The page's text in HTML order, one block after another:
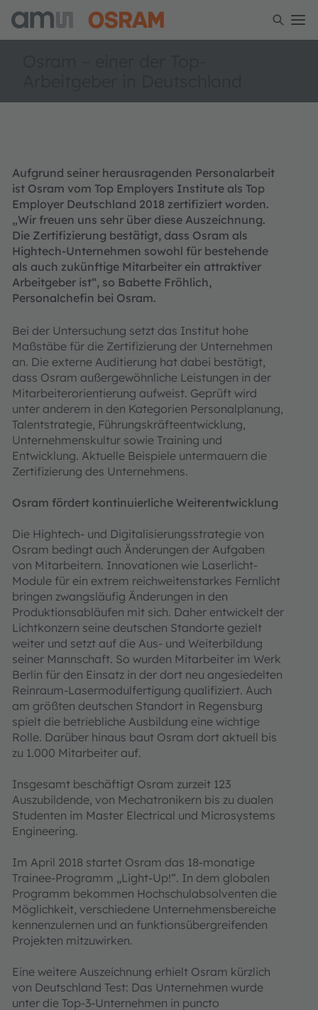
Aufgrund seiner herausragenden Personalarbeit
ist Osram vom Top Employers Institute als Top
Employer Deutschland 2018 zertifiziert worden.
„Wir freuen uns sehr über diese Auszeichnung.
Die Zertifizierung bestätigt, dass Osram als
Hightech-Unternehmen sowohl für bestehende
als auch zukünftige Mitarbeiter ein attraktiver
Arbeitgeber ist“, so Babette Fröhlich,
Personalchefin bei Osram.
Bei der Untersuchung setzt das Institut hohe
Maßstäbe für die Zertifizierung der Unternehmen
an. Die externe Auditierung hat dabei bestätigt,
dass Osram außergewöhnliche Leistungen in der
Mitarbeiterorientierung aufweist. Geprüft wird
unter anderem in den Kategorien Personalplanung,
Talentstrategie, Führungskräfteentwicklung,
Unternehmenskultur sowie Training und
Entwicklung. Aktuelle Beispiele untermauern die
Zertifizierung des Unternehmens.
Osram fördert kontinuierliche Weiterentwicklung
Die Hightech- und Digitalisierungsstrategie von
Osram bedingt auch Änderungen der Aufgaben
von Mitarbeitern. Innovationen wie Laserlicht-
Module für ein extrem reichweitenstarkes Fernlicht
bringen zwangsläufig Änderungen in den
Produktionsabläufen mit sich. Daher entwickelt der
Lichtkonzern seine deutschen Standorte gezielt
weiter und setzt auf die Aus- und Weiterbildung
seiner Mannschaft. So wurden Mitarbeiter im Werk
Berlin für den Einsatz in der dort neu angesiedelten
Reinraum-Lasermodulfertigung qualifiziert. Auch
am größten deutschen Standort in Regensburg
spielt die betriebliche Ausbildung eine wichtige
Rolle. Darüber hinaus baut Osram dort aktuell bis
zu 1.000 Mitarbeiter auf.
Insgesamt beschäftigt Osram zurzeit 123
Auszubildende, von Mechatronikern bis zu dualen
Studenten im Master Electrical und Microsystems
Engineering.
Im April 2018 startet Osram das 18-monatige
Trainee-Programm „Light-Up!“. In dem globalen
Programm bekommen Hochschulabsolventen die
Möglichkeit, verschiedene Unternehmensbereiche
kennenzulernen und an funktionsübergreifenden
Projekten mitzuwirken.
Eine weitere Auszeichnung erhielt Osram kürzlich
von Deutschland Test: Das Unternehmen wurde
unter die Top-3-Unternehmen in puncto